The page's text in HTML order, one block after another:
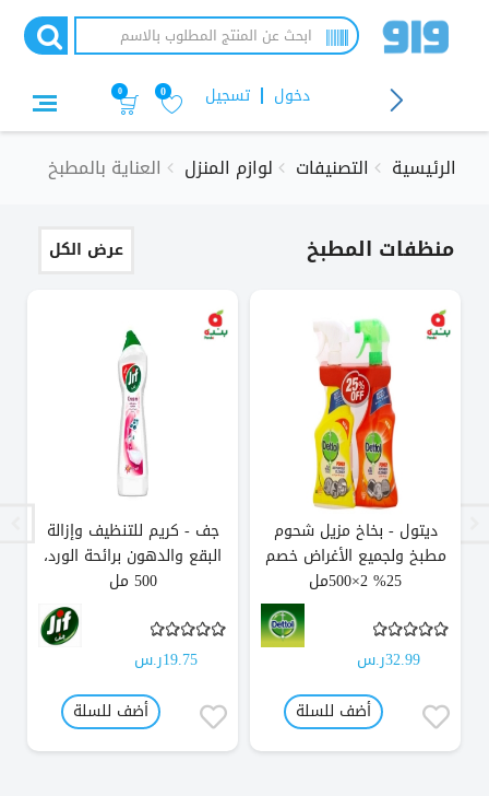
تسجيل دخول 0
0
الرئيسية التصنيفات لوازم المنزل العناية بالمطبخ
منظفات المطبخ
ديتول - بخاخ مزيل شحوم
مطبخ ولجميع الأغراض خصم
25% 2×500مل
32.99ر.س
أضف للسلة
جف - كريم للتنظيف وإزالة
البقع والدهون برائحة الورد،
500 مل
19.75ر.س
أضف للسلة
عرض الكل